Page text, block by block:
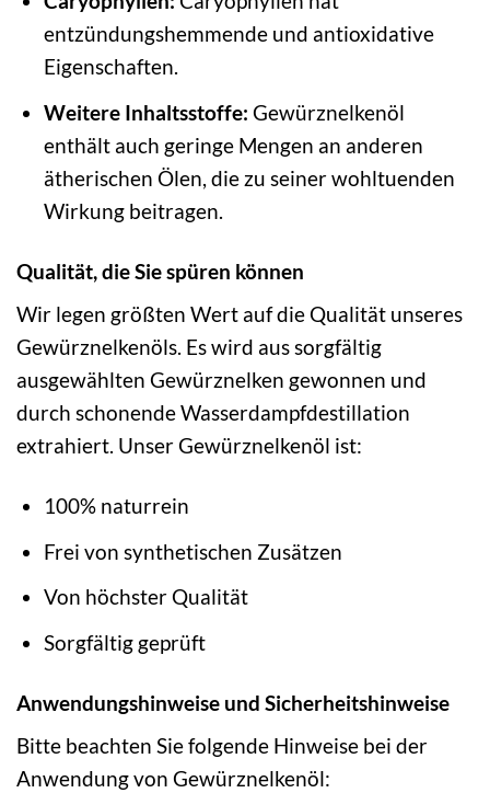
entzündungshemmende und antioxidative
Eigenschaften.
Weitere Inhaltsstoffe: Gewürznelkenöl
enthält auch geringe Mengen an anderen
ätherischen Ölen, die zu seiner wohltuenden
Wirkung beitragen.
Qualität, die Sie spüren können
Wir legen größten Wert auf die Qualität unseres
Gewürznelkenöls. Es wird aus sorgfältig
ausgewählten Gewürznelken gewonnen und
durch schonende Wasserdampfdestillation
extrahiert. Unser Gewürznelkenöl ist:
100% naturrein
Frei von synthetischen Zusätzen
Von höchster Qualität
Sorgfältig geprüft
Anwendungshinweise und Sicherheitshinweise
Bitte beachten Sie folgende Hinweise bei der
Anwendung von Gewürznelkenöl: